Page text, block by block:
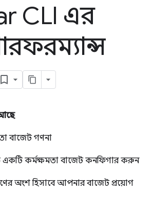
CLI এর
বাজেট গণনা
কর্মক্ষমতা বাজেট কনফিগার করুন
অংশ হিসাবে আপনার বাজেট প্রয়োগ